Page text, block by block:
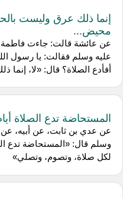
إنما ذلك عرق وليست
محيض...
عن عائشة قالت: جاءت فاطمة
عليه وسلم فقالت: يا رسول
أفأدع الصلاة؟ قال: «لا، إنما
المستحاضة تدع الصلاة
عن عدي بن ثابت، عن أبيه،
وسلم قال: «المستحاضة تدع
لكل صلاة، وتصوم، وتصلي»